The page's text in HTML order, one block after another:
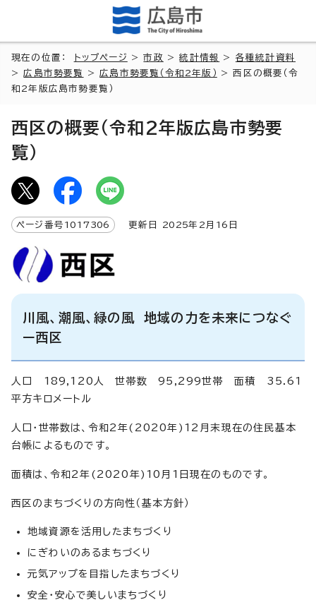
現在の位置： トップページ >市政 >統計情報 > 各種統計資料
>広島市勢要覧 >広島市勢要覧（令和2年版）
> 西区の概要（令
和2年版広島市勢要覧）
西区の概要（令和2年版広島市勢要
覧）
ページ番号 1017306 更新日 2025年2月 16 日
川風、潮風、緑の風 地域の力を未来につなぐ
ー西区
人口 189,120人 世帯数 95,299世帯 面積 35.61
平方キロメートル
人口・世帯数は、令和2年(2020年)12月末現在の住民基本
台帳によるものです。
面積は、令和2年(2020年)10月1日現在のものです。
西区のまちづくりの方向性（基本方針）
地域資源を活用したまちづくり
にぎわいのあるまちづくり
元気アップを目指したまちづくり
安全・安心で美しいまちづくり